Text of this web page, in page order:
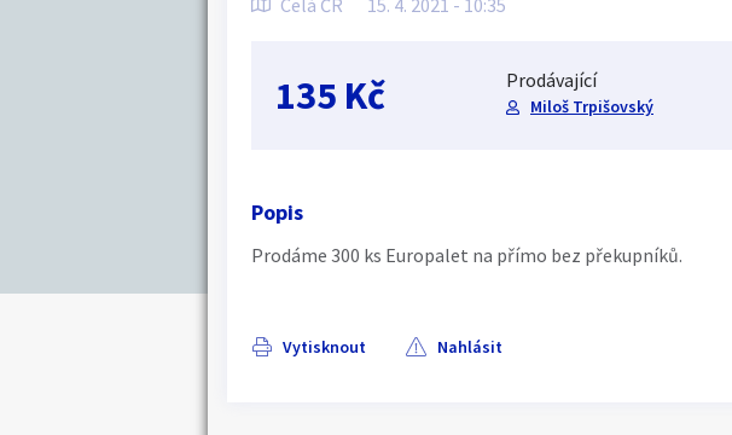
Celá ČR 15. 4. 2021 - 10:35
135 Kč Prodávající
Miloš Trpišovský
Popis
Prodáme 300 ks Europalet na přímo bez překupníků.
Vytisknout Nahlásit